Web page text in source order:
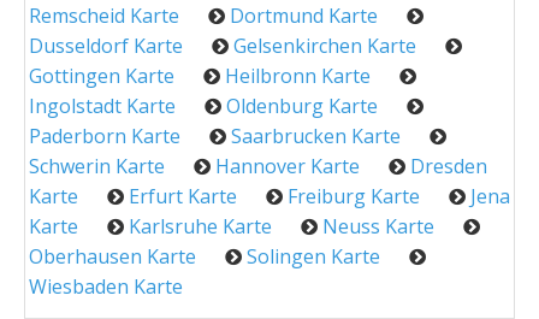
Remscheid Karte
Dortmund Karte
Dusseldorf Karte
Gelsenkirchen Karte
Gottingen Karte
Heilbronn Karte
Ingolstadt Karte
Oldenburg Karte
Paderborn Karte
Saarbrucken Karte
Schwerin Karte
Hannover Karte
Dresden
Karte
Erfurt Karte Freiburg Karte
Jena
Karte
Karlsruhe Karte
Neuss Karte
Oberhausen Karte
Solingen Karte
Wiesbaden Karte